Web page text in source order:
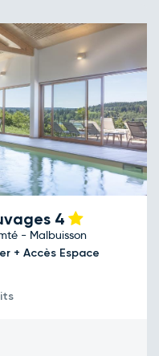
4
- Malbuisson
+ Accès Espace